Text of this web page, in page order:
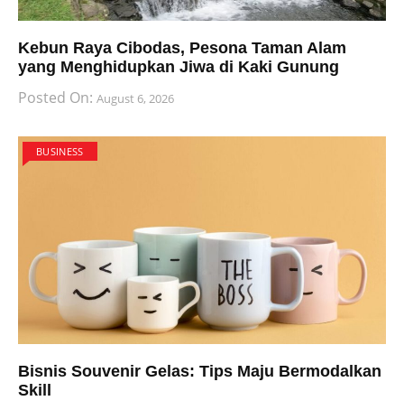
Kebun Raya Cibodas, Pesona Taman Alam
yang Menghidupkan Jiwa di Kaki Gunung
Posted On: August 6, 2026
BUSINESS
Bisnis Souvenir Gelas: Tips Maju Bermodalkan
Skill